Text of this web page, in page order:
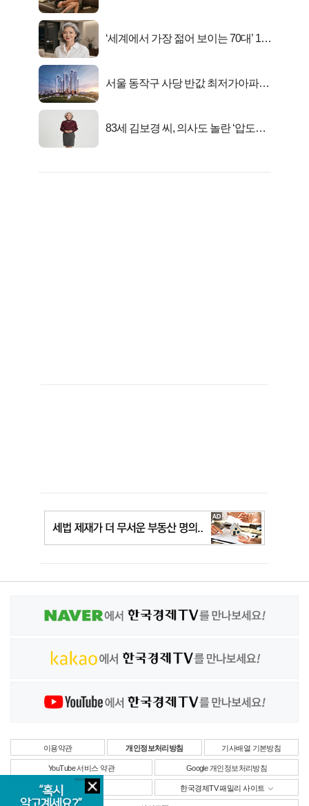
‘세계에서 가장 젊어 보이는 70대’ 1위
서울 동작구 사당 반값 최저가아파트
83세 김보경 씨, 의사도 놀란 ‘압도적
이용약관 개인정보처리방침 기사배열 기본방침
YouTube 서비스 약관 Google 개인정보처리방침
사업자정보 한국경제TV 패밀리 사이트